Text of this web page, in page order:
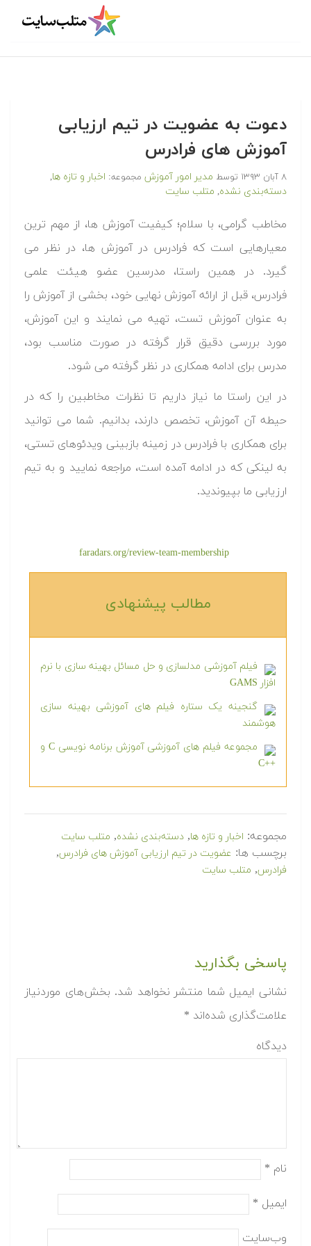
دعوت به عضویت در تیم ارزیابی
آموزش های فرادرس‎
۸ آبان ۱۳۹۳ توسط مدیر امور آموزش مجموعه: اخبار و تازه ها,
دسته‌بندی نشده, متلب سایت
مخاطب گرامی، با سلام؛ کیفیت آموزش ها، از مهم ترین
معیارهایی است که فرادرس در آموزش ها، در نظر می
گیرد. در همین راستا، مدرسین عضو هیئت علمی
فرادرس، قبل از ارائه آموزش نهایی خود، بخشی از آموزش را
به عنوان آموزش تست، تهیه می نمایند و این آموزش،
مورد بررسی دقیق قرار گرفته در صورت مناسب بود،
مدرس برای ادامه همکاری در نظر گرفته می شود.
در این راستا ما نیاز داریم تا نظرات مخاطبین را که در
حیطه آن آموزش، تخصص دارند، بدانیم. شما می توانید
برای همکاری با فرادرس در زمینه بازبینی ویدئوهای تستی،
به لینکی که در ادامه آمده است، مراجعه نمایید و به تیم
ارزیابی ما بپیوندید.
faradars.org/review-team-membership
مطالب پیشنهادی‎
فیلم آموزشی مدلسازی و حل مسائل بهینه سازی با نرم
افزار GAMS
گنجینه یک ستاره فیلم های آموزشی بهینه سازی
هوشمند
مجموعه فیلم های آموزشی آموزش برنامه نویسی C و
++C
مجموعه: اخبار و تازه ها, دسته‌بندی نشده, متلب سایت
برچسب ها: عضویت در تیم ارزیابی آموزش های فرادرس‎,
فرادرس‎, متلب سایت
پاسخی بگذارید
نشانی ایمیل شما منتشر نخواهد شد. بخش‌های موردنیاز
علامت‌گذاری شده‌اند *
دیدگاه
نام *
ایمیل *
وب‌سایت